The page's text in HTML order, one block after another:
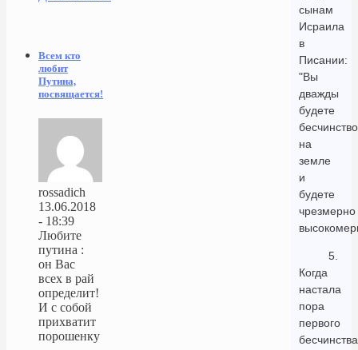
сынам
Исраила
в
Писании:
"Вы
дважды
будете
на
земле
и
будете
чрезмерно
5.
Когда
настала
пора
первого
Всем кто
любит
Путина,
посвящается!
rossadich
13.06.2018
- 18:39
Любите
путина :
он Вас
всех в рай
определит!
И с собой
прихватит
порошенку